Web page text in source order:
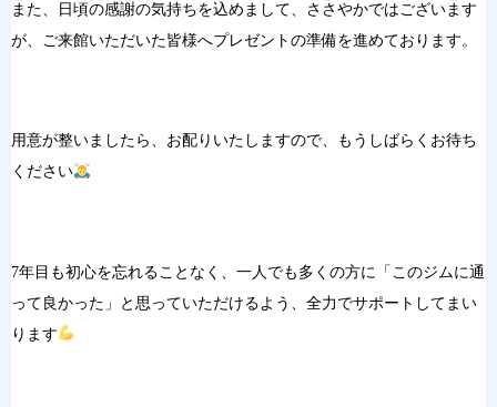
また、日頃の感謝の気持ちを込めまして、ささやかではございます
が、ご来館いただいた皆様へプレゼントの準備を進めております。
用意が整いましたら、お配りいたしますので、もうしばらくお待ち
ください
7年目も初心を忘れることなく、一人でも多くの方に「このジムに通
って良かった」と思っていただけるよう、全力でサポートしてまい
ります